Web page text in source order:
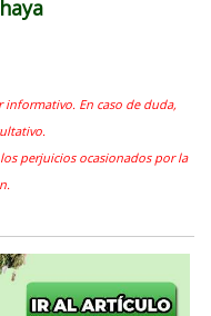
informativo. En caso de duda,
perjuicios ocasionados por la